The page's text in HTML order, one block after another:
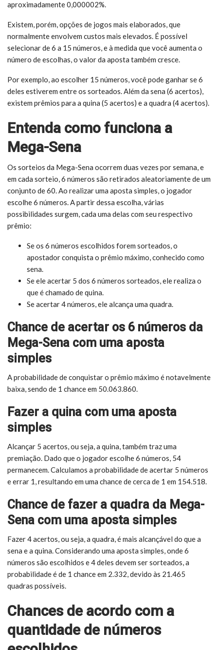
aproximadamente 0,000002%.
Existem, porém, opções de jogos mais elaborados, que
normalmente envolvem custos mais elevados. É possível
selecionar de 6 a 15 números, e à medida que você aumenta o
número de escolhas, o valor da aposta também cresce.
Por exemplo, ao escolher 15 números, você pode ganhar se 6
deles estiverem entre os sorteados. Além da sena (6 acertos),
existem prêmios para a quina (5 acertos) e a quadra (4 acertos).
Entenda como funciona a
Mega-Sena
Os sorteios da Mega-Sena ocorrem duas vezes por semana, e
em cada sorteio, 6 números são retirados aleatoriamente de um
conjunto de 60. Ao realizar uma aposta simples, o jogador
escolhe 6 números. A partir dessa escolha, várias
possibilidades surgem, cada uma delas com seu respectivo
prêmio:
Se os 6 números escolhidos forem sorteados, o
apostador conquista o prêmio máximo, conhecido como
sena.
Se ele acertar 5 dos 6 números sorteados, ele realiza o
que é chamado de quina.
Se acertar 4 números, ele alcança uma quadra.
Chance de acertar os 6 números da
Mega-Sena com uma aposta
simples
A probabilidade de conquistar o prêmio máximo é notavelmente
baixa, sendo de 1 chance em 50.063.860.
Fazer a quina com uma aposta
simples
Alcançar 5 acertos, ou seja, a quina, também traz uma
premiação. Dado que o jogador escolhe 6 números, 54
permanecem. Calculamos a probabilidade de acertar 5 números
e errar 1, resultando em uma chance de cerca de 1 em 154.518.
Chance de fazer a quadra da Mega-
Sena com uma aposta simples
Fazer 4 acertos, ou seja, a quadra, é mais alcançável do que a
sena e a quina. Considerando uma aposta simples, onde 6
números são escolhidos e 4 deles devem ser sorteados, a
probabilidade é de 1 chance em 2.332, devido às 21.465
quadras possíveis.
Chances de acordo com a
quantidade de números